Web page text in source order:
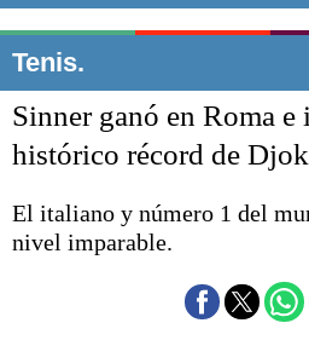
Punta
El
Opinión
Deportes
Fútbol
Tenis.
Sinner ganó en Roma e
histórico récord de
El italiano y número 1 del
nivel imparable.